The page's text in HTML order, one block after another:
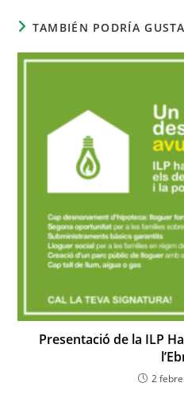
TAMBIÉN PODRÍA
Presentació de la ILP
2